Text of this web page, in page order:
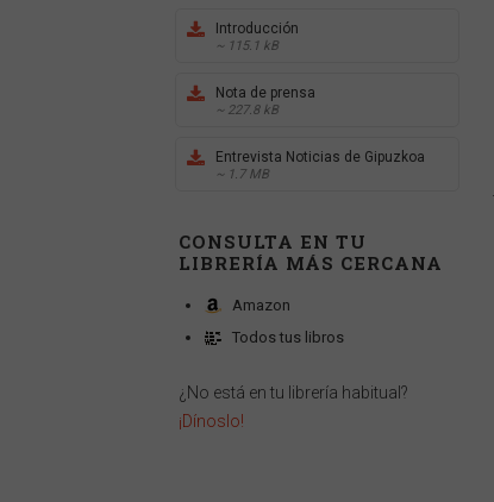
Introducción
~ 115.1 kB
Nota de prensa
~ 227.8 kB
Entrevista Noticias de Gipuzkoa
~ 1.7 MB
CONSULTA EN TU
LIBRERÍA MÁS CERCANA
Amazon
Todos tus libros
¿No está en tu librería habitual?
¡Dínoslo!